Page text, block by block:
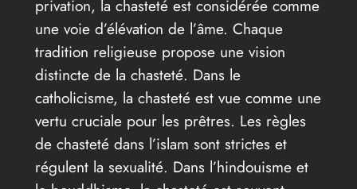
privation, la chasteté est considérée comme
une voie d’élévation de l’âme. Chaque
tradition religieuse propose une vision
distincte de la chasteté. Dans le
catholicisme, la chasteté est vue comme une
vertu cruciale pour les prêtres. Les règles
de chasteté dans l’islam sont strictes et
régulent la sexualité. Dans l’hindouisme et